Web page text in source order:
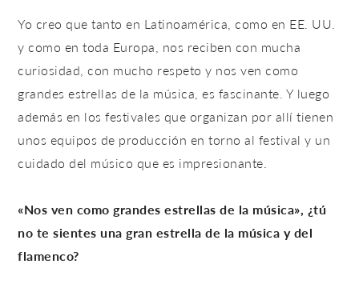
Yo creo que tanto en Latinoamérica, como en EE. UU.
y como en toda Europa, nos reciben con mucha
curiosidad, con mucho respeto y nos ven como
grandes estrellas de la música, es fascinante. Y luego
además en los festivales que organizan por allí tienen
unos equipos de producción en torno al festival y un
cuidado del músico que es impresionante.
«Nos ven como grandes estrellas de la música», ¿tú
no te sientes una gran estrella de la música y del
flamenco?